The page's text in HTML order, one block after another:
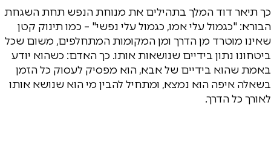
כך תיאר דוד המלך בתהילים את מנוחת הנפש תחת השגחת
הבורא: "כגמול עלי אמו, כגמול עלי נפשי" – כמו תינוק קטן
שאינו מוטרד מן הדרך ומן המקומות המתחלפים, משום שכל
ביטחונו נתון בידיים שנושאות אותו. כך האדם: כשהוא יודע
באמת שהוא בידיים של אבא, הוא מפסיק לעסוק כל הזמן
בשאלה איפה הוא נמצא, ומתחיל להבין מי הוא שנושא אותו
לאורך כל הדרך.